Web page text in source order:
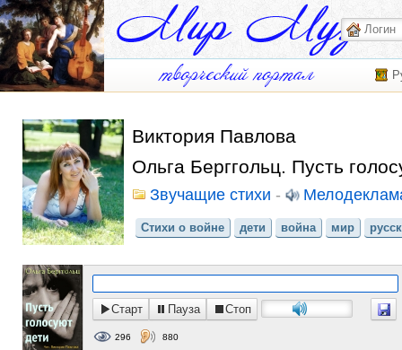
Виктория Павлова
Ольга Берггольц. Пусть
Звучащие стихи -
Стихи о войне дети война мир
Старт Пауза Стоп
296 880